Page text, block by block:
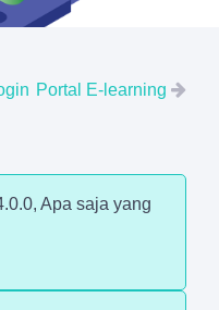
Portal E-learning
Apa saja yang